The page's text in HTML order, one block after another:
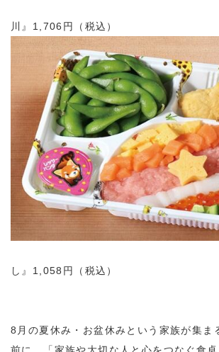
『天
川』1,706円（税込）
『いちば
し』1,058円（税込）
8月の夏休み・お盆休みという家族が集ま